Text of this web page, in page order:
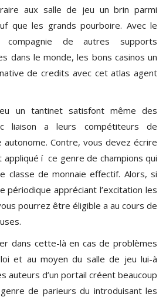
aux salle de jeu un brin parmi
que les grands pourboire. Avec le
de autres supports
dans le monde, les bons casinos un
de credits avec cet atlas agent
un tantinet satisfont même des
liaison a leurs compétiteurs de
autonome. Contre, vous devez écrire
í ce genre de champions qui
classe de monnaie effectif. Alors, si
périodique appréciant l’excitation les
pourrez être éligible a au cours de
dans cette-là en cas de problèmes
et au moyen du salle de jeu lui-à
auteurs d’un portail créent beaucoup
de parieurs du introduisant les